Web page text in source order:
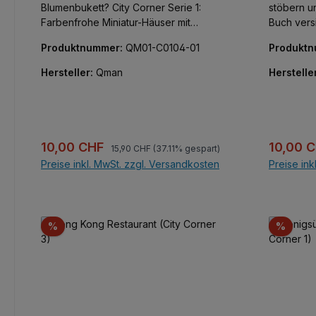
Blumenbukett? City Corner Serie 1:
Farbenfrohe Miniatur-Häuser mit
kombinierbare Gebäude, die Innen wie
Außen vor kreativen Bauelementen nur
Produktnummer: QM01-C0104-01
Hersteller: Qman
Verkaufspreis:
10,00 CHF Regulärer Preis:
15,90 CHF (37.11% gespart)
Preise inkl. MwSt. zzgl. Versandkosten
stöbern
Buch versinken. City
gefällt mit
neuen
Aufkleber!
10,00
Preise
% Rabatt %